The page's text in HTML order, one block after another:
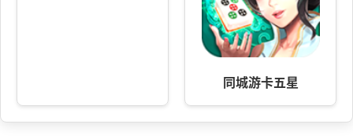
同城游卡五星